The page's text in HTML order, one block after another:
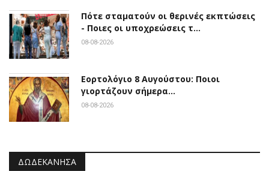
Πότε σταματούν οι θερινές εκπτώσεις
- Ποιες οι υποχρεώσεις τ…
08-08-2026
Εορτολόγιο 8 Αυγούστου: Ποιοι
γιορτάζουν σήμερα…
08-08-2026
ΔΩΔΕΚΆΝΗΣΑ